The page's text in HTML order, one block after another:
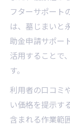
フターサポート
は、墓じまいと
助金申請サポー
活用することで
す。
利用者の口コミ
い価格を提示す
含まれる作業範